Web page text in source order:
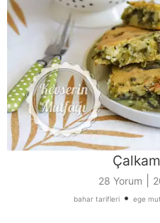
28 Yorum
bahar tarifleri• ege